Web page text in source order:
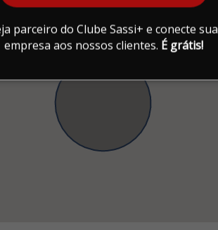
parceiro do Clube Sassi+ e conecte sua
empresa aos nossos clientes. É grátis!